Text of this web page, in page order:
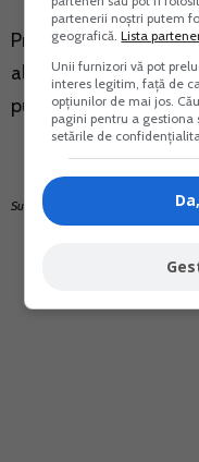
Prospectul de
ale acestuia vor fi
publica, www.posta-
Sursa foto: Pixabay.com
partenerii noștri putem
geografică.Lista
Unii furnizori vă pot
interes legitim, față de
opțiunilor de mai jos.
pagini pentru a
setările de